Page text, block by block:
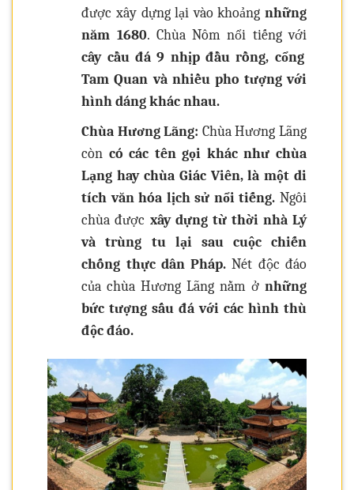
được xây dựng lại vào khoảng những
năm 1680. Chùa Nôm nổi tiếng với
cây cầu đá 9 nhịp đầu rồng, cổng
Tam Quan và nhiều pho tượng với
hình dáng khác nhau.
Chùa Hương Lãng: Chùa Hương Lãng
còn có các tên gọi khác như chùa
Lạng hay chùa Giác Viên, là một di
tích văn hóa lịch sử nổi tiếng. Ngôi
chùa được xây dựng từ thời nhà Lý
và trùng tu lại sau cuộc chiến
chống thực dân Pháp. Nét độc đáo
của chùa Hương Lãng nằm ở những
bức tượng sấu đá với các hình thù
độc đáo.